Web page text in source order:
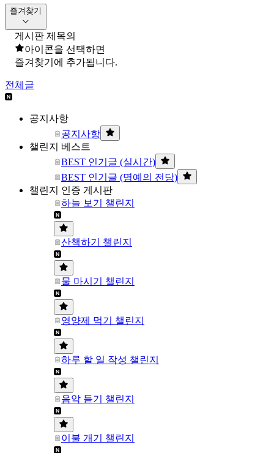
즐겨찾기
게시판 제목의
아이콘을 선택하면
즐겨찾기에 추가됩니다.
전체글
공지사항
공지사항
챌린지 베스트
BEST 인기글 (실시간)
BEST 인기글 (명예의 전당)
챌린지 인증 게시판
하늘 보기 챌린지
산책하기 챌린지
물 마시기 챌린지
영양제 먹기 챌린지
하루 할 일 작성 챌린지
음악 듣기 챌린지
이불 개기 챌린지